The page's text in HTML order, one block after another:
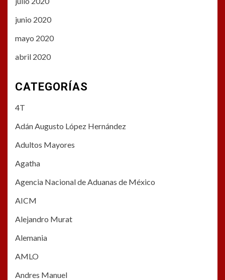
junio 2020
mayo 2020
abril 2020
CATEGORÍAS
4T
Adán Augusto López Hernández
Adultos Mayores
Agatha
Agencia Nacional de Aduanas de México
AICM
Alejandro Murat
Alemania
AMLO
Andres Manuel